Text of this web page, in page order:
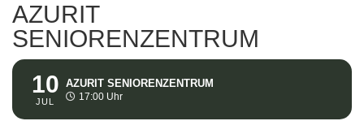
AZURIT
SENIORENZENTRUM
10
JUL
AZURIT SENIORENZENTRUM
17:00 Uhr